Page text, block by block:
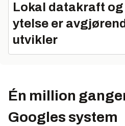
Lokal datakraft
ytelse er
utvikler
Én million
Googles system